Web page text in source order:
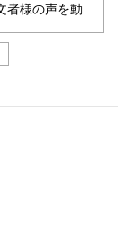
者様の声を動